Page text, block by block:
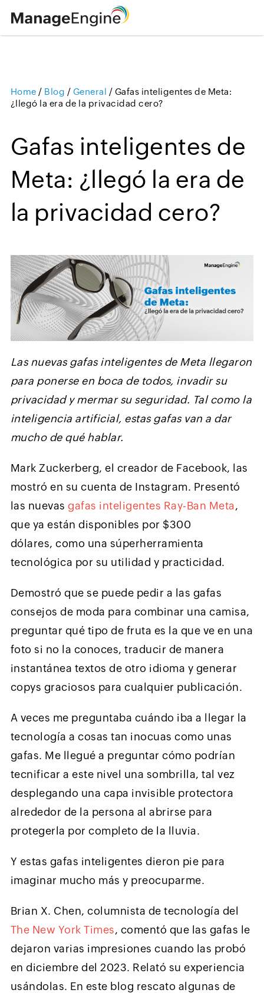
Home / Blog / General / Gafas inteligentes de Meta:
¿llegó la era de la privacidad cero?
Gafas inteligentes de
Meta: ¿llegó la era de
la privacidad cero?
Las nuevas gafas inteligentes de Meta llegaron
para ponerse en boca de todos, invadir su
privacidad y mermar su seguridad. Tal como la
inteligencia artificial, estas gafas van a dar
mucho de qué hablar.
Mark Zuckerberg, el creador de Facebook, las
mostró en su cuenta de Instagram. Presentó
las nuevasgafas inteligentes Ray-Ban Meta,
que ya están disponibles por $300
dólares, como una súperherramienta
tecnológica por su utilidad y practicidad.
Demostró que se puede pedir a las gafas
consejos de moda para combinar una camisa,
preguntar qué tipo de fruta es la que ve en una
foto si no la conoces, traducir de manera
instantánea textos de otro idioma y generar
copys graciosos para cualquier publicación.
A veces me preguntaba cuándo iba a llegar la
tecnología a cosas tan inocuas como unas
gafas. Me llegué a preguntar cómo podrían
tecnificar a este nivel una sombrilla, tal vez
desplegando una capa invisible protectora
alrededor de la persona al abrirse para
protegerla por completo de la lluvia.
Y estas gafas inteligentes dieron pie para
imaginar mucho más y preocuparme.
Brian X. Chen, columnista de tecnología del
The New York Times, comentó que las gafas le
dejaron varias impresiones cuando las probó
en diciembre del 2023. Relató su experiencia
usándolas. En este blog rescato algunas de
Loading ...